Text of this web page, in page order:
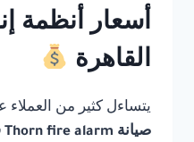
أسعار أنظمة
القاهرة
يتساءل كثير من العملاء
صيانة Thorn fire alarm في القاهرة